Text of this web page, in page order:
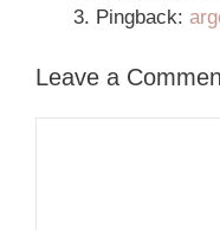
Pingback:
Leave a